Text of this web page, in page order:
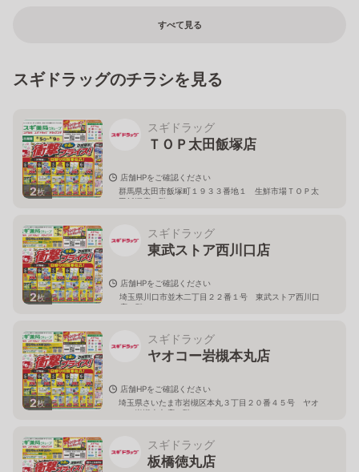
すべて見る
スギドラッグのチラシを見る
2枚
スギドラッグ
ＴＯＰ太田飯塚店
店舗HPをご確認ください
群馬県太田市飯塚町１９３３番地１ 生鮮市場ＴＯＰ太
田飯塚店１階
2枚
スギドラッグ
東武ストア西川口店
店舗HPをご確認ください
埼玉県川口市並木二丁目２２番１号 東武ストア西川口
店２階
2枚
スギドラッグ
ヤオコー岩槻本丸店
店舗HPをご確認ください
埼玉県さいたま市岩槻区本丸３丁目２０番４５号 ヤオ
コー岩槻本丸店２階
スギドラッグ
板橋徳丸店